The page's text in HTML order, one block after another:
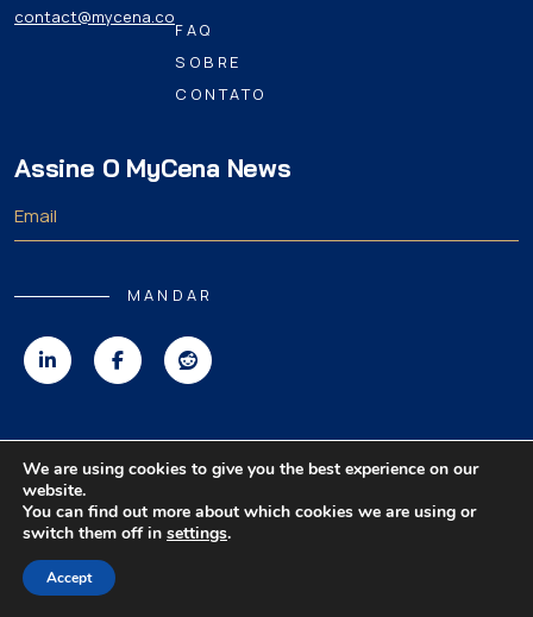
contact@mycena.co
FAQ
SOBRE
CONTATO
Assine O MyCena News
MANDAR
Política de Privacidade
We are using cookies to give you the best experience on our
website.
You can find out more about which cookies we are using or
switch them off in settings.
Accept